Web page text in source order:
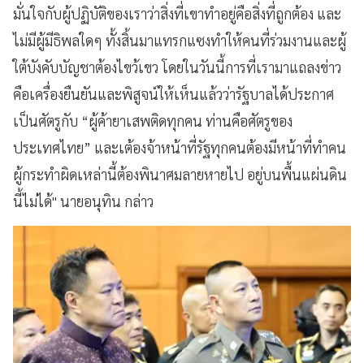
มั่นใจกับผู้ปฏิบัติของเราว่าสิ่งที่เขาทำอยู่คือสิ่งที่ถูกต้อง และ
ไม่มีผู้มีธิพลใดๆ ทั้งสิ้นมาแทรกแซงทำให้คนที่ร่วมงานและผู้
ใต้บังคับบัญชาต้องไขว้เขว โดยในวันนี้การที่เรามาแถลงข่าว
คือเครื่องยืนยันและพิสูจน์ให้เห็นแล้วว่ารัฐบาลได้ประกาศ
เป็นศัตรูกับ “ผู้ค้ายาเสพติดทุกคน ท่านคือศัตรูของ
ประเทศไทย” และเต้องจ้าหน้าที่รัฐทุกคนต้องมีหน้าที่ทำคน
ผู้กระทำผิดเหล่านี้ต้องพินาศมลายหายไป อยู่บนพื้นแผ่นดิน
นี้ไม่ได้" นายอนุทิน กล่าว